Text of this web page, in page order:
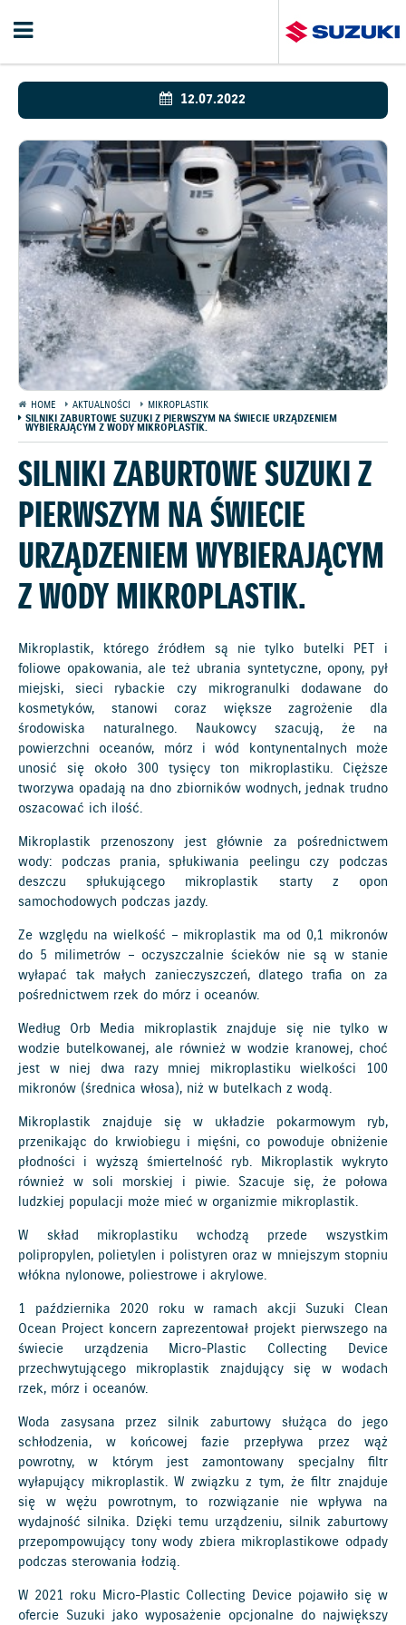
12.07.2022
HOME AKTUALNOŚCI
MIKROPLASTIK
SILNIKI ZABURTOWE SUZUKI Z PIERWSZYM NA ŚWIECIE URZĄDZENIEM
WYBIERAJĄCYM Z WODY MIKROPLASTIK.
SILNIKI ZABURTOWE SUZUKI Z
PIERWSZYM NA ŚWIECIE
URZĄDZENIEM WYBIERAJĄCYM
Z WODY MIKROPLASTIK.
Mikroplastik, którego źródłem są nie tylko butelki PET i
foliowe opakowania, ale też ubrania syntetyczne, opony, pył
miejski, sieci rybackie czy mikrogranulki dodawane do
kosmetyków, stanowi coraz większe zagrożenie dla
środowiska naturalnego. Naukowcy szacują, że na
powierzchni oceanów, mórz i wód kontynentalnych może
unosić się około 300 tysięcy ton mikroplastiku. Cięższe
tworzywa opadają na dno zbiorników wodnych, jednak trudno
oszacować ich ilość.
Mikroplastik przenoszony jest głównie za pośrednictwem
wody: podczas prania, spłukiwania peelingu czy podczas
deszczu spłukującego mikroplastik starty z opon
samochodowych podczas jazdy.
Ze względu na wielkość – mikroplastik ma od 0,1 mikronów
do 5 milimetrów – oczyszczalnie ścieków nie są w stanie
wyłapać tak małych zanieczyszczeń, dlatego trafia on za
pośrednictwem rzek do mórz i oceanów.
Według Orb Media mikroplastik znajduje się nie tylko w
wodzie butelkowanej, ale również w wodzie kranowej, choć
jest w niej dwa razy mniej mikroplastiku wielkości 100
mikronów (średnica włosa), niż w butelkach z wodą.
Mikroplastik znajduje się w układzie pokarmowym ryb,
przenikając do krwiobiegu i mięśni, co powoduje obniżenie
płodności i wyższą śmiertelność ryb. Mikroplastik wykryto
również w soli morskiej i piwie. Szacuje się, że połowa
ludzkiej populacji może mieć w organizmie mikroplastik.
W skład mikroplastiku wchodzą przede wszystkim
polipropylen, polietylen i polistyren oraz w mniejszym stopniu
włókna nylonowe, poliestrowe i akrylowe.
1 października 2020 roku w ramach akcji Suzuki Clean
Ocean Project koncern zaprezentował projekt pierwszego na
świecie urządzenia Micro-Plastic Collecting Device
przechwytującego mikroplastik znajdujący się w wodach
rzek, mórz i oceanów.
Woda zasysana przez silnik zaburtowy służąca do jego
schłodzenia, w końcowej fazie przepływa przez wąż
powrotny, w którym jest zamontowany specjalny filtr
wyłapujący mikroplastik. W związku z tym, że filtr znajduje
się w wężu powrotnym, to rozwiązanie nie wpływa na
wydajność silnika. Dzięki temu urządzeniu, silnik zaburtowy
przepompowujący tony wody zbiera mikroplastikowe odpady
podczas sterowania łodzią.
W 2021 roku Micro-Plastic Collecting Device pojawiło się w
ofercie Suzuki jako wyposażenie opcjonalne do największy